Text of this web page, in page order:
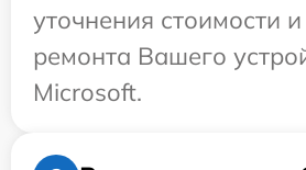
уточнения стоимости
ремонта Вашего
Microsoft.